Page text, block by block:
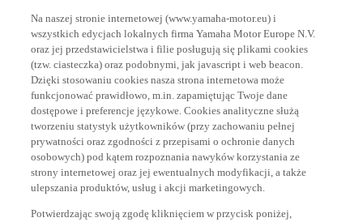
Na naszej stronie internetowej (www.yamaha-motor.eu) i
wszystkich edycjach lokalnych firma Yamaha Motor Europe N.V.
oraz jej przedstawicielstwa i filie posługują się plikami cookies
(tzw. ciasteczka) oraz podobnymi, jak javascript i web beacon.
Dzięki stosowaniu cookies nasza strona internetowa może
funkcjonować prawidłowo, m.in. zapamiętując Twoje dane
dostępowe i preferencje językowe. Cookies analityczne służą
tworzeniu statystyk użytkowników (przy zachowaniu pełnej
prywatności oraz zgodności z przepisami o ochronie danych
osobowych) pod kątem rozpoznania nawyków korzystania ze
strony internetowej oraz jej ewentualnych modyfikacji, a także
ulepszania produktów, usług i akcji marketingowych.
Potwierdzając swoją zgodę kliknięciem w przycisk poniżej,